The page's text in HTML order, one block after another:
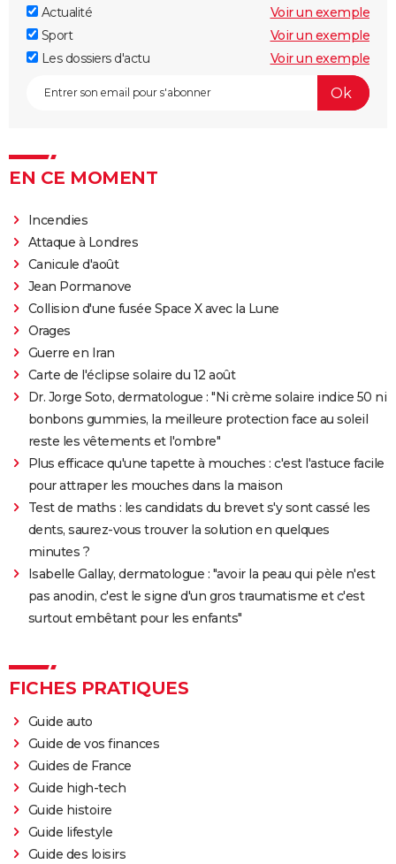
Actualité
Voir un exemple
Sport
Voir un exemple
Les dossiers d'actu
Voir un exemple
EN CE MOMENT
Incendies
Attaque à Londres
Canicule d'août
Jean Pormanove
Collision d'une fusée Space X avec la Lune
Orages
Guerre en Iran
Carte de l'éclipse solaire du 12 août
Dr. Jorge Soto, dermatologue : "Ni crème solaire indice 50 ni
bonbons gummies, la meilleure protection face au soleil
reste les vêtements et l'ombre"
Plus efficace qu'une tapette à mouches : c'est l'astuce facile
pour attraper les mouches dans la maison
Test de maths : les candidats du brevet s'y sont cassé les
dents, saurez-vous trouver la solution en quelques
minutes ?
Isabelle Gallay, dermatologue : "avoir la peau qui pèle n'est
pas anodin, c'est le signe d'un gros traumatisme et c'est
surtout embêtant pour les enfants"
FICHES PRATIQUES
Guide auto
Guide de vos finances
Guides de France
Guide high-tech
Guide histoire
Guide lifestyle
Guide des loisirs